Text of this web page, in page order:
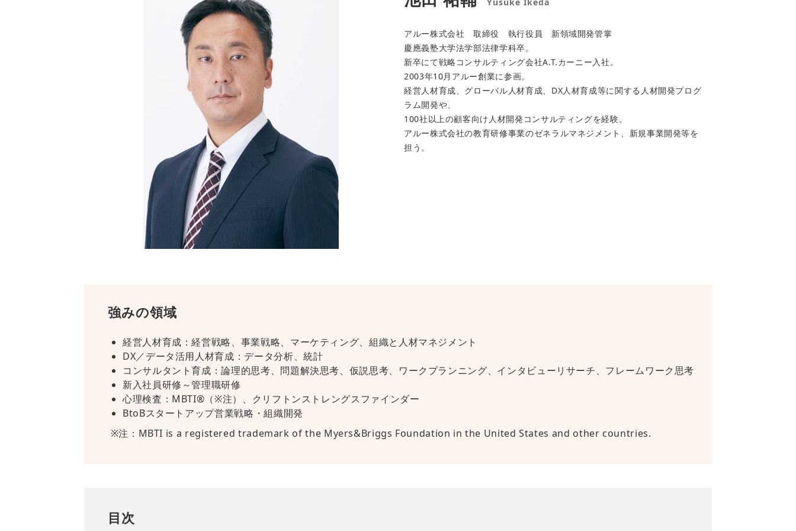
アルー株式会社 取締役 執行役員 新領域開発管掌
慶應義塾大学法学部法律学科卒。
新卒にて戦略コンサルティング会社A.T.カーニー入社。
2003年10月アルー創業に参画。
経営人材育成、グローバル人材育成、DX人材育成等に関する人材開発プログ
ラム開発や、
100社以上の顧客向け人材開発コンサルティングを経験。
アルー株式会社の教育研修事業のゼネラルマネジメント、新規事業開発等を
担う。
強みの領域
経営人材育成：経営戦略、事業戦略、マーケティング、組織と人材マネジメント
DX／データ活用人材育成：データ分析、統計
コンサルタント育成：論理的思考、問題解決思考、仮説思考、ワークプランニング、インタビューリサーチ、フレームワーク思考
新入社員研修～管理職研修
心理検査：MBTI®（※注）、クリフトンストレングスファインダー
BtoBスタートアップ営業戦略・組織開発
※注：MBTI is a registered trademark of the Myers&Briggs Foundation in the United States and other countries.
目次